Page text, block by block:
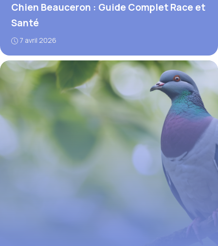
Chien Beauceron : Guide Complet Race et
Santé
7 avril 2026